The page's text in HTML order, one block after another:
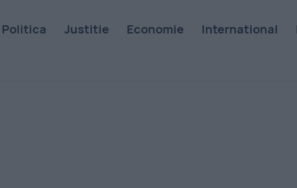
Politica Justitie Economie International